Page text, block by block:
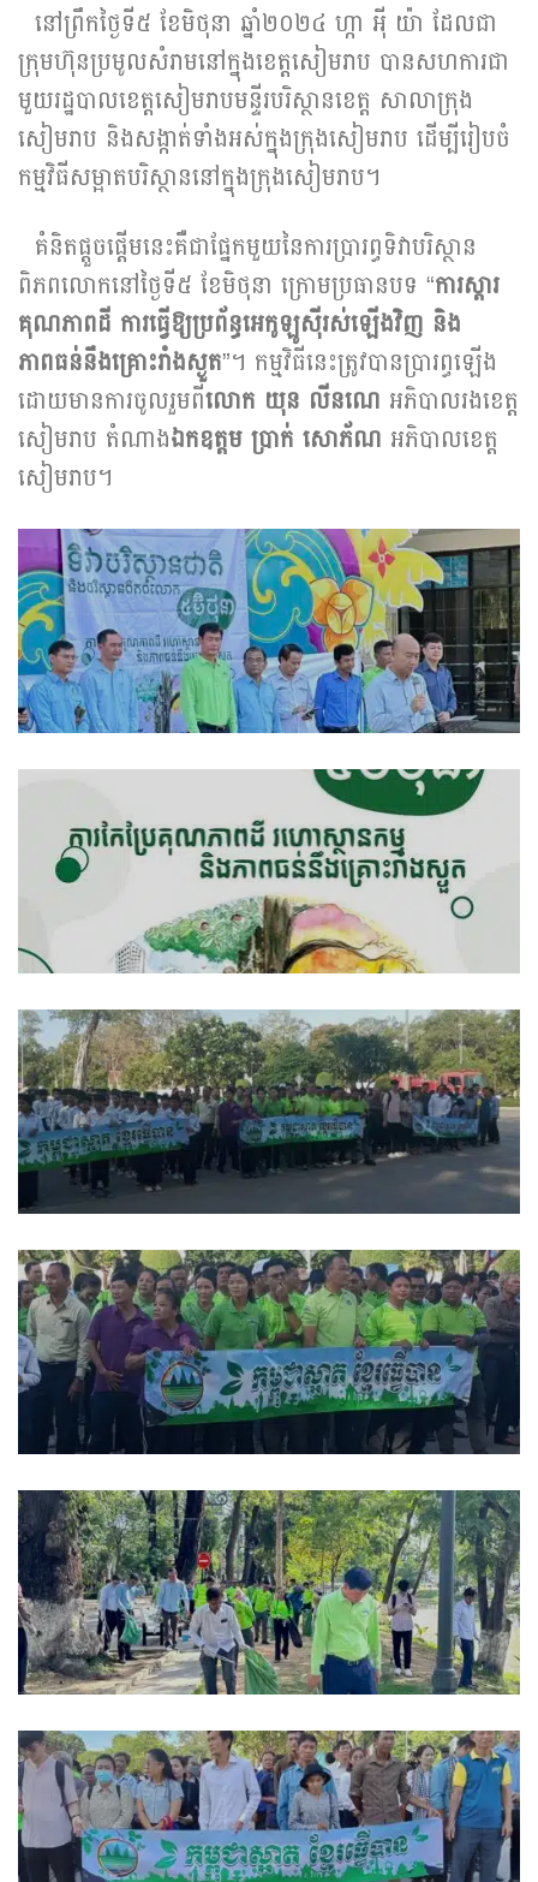
នៅព្រឹកថ្ងៃទី៥ ខែមិថុនា ឆ្នាំ២០២៤ ហ្កា​ អុី យ៉ា ដែលជា
ក្រុមហ៊ុនប្រមូលសំរាមនៅក្នុងខេត្តសៀមរាប បានសហការជា
មួយរដ្ឋបាលខេត្តសៀមរាបមន្ទីរបរិស្ថានខេត្ត សាលាក្រុង
សៀមរាប និងសង្កាត់ទាំងអស់ក្នុងក្រុងសៀមរាប ដើម្បីរៀបចំ
កម្មវិធីសម្អាតបរិស្ថាននៅក្នុងក្រុងសៀមរាប។
គំនិតផ្តួចផ្តើមនេះគឺជាផ្នែកមួយនៃការប្រារព្ធទិវាបរិស្ថាន
ពិភពលោកនៅថ្ងៃទី៥ ខែមិថុនា ក្រោមប្រធានបទ “ការស្តារ
គុណភាពដី ការធ្វើឱ្យប្រព័ន្ធអេកូឡូស៊ីរស់ឡើងវិញ និង
ភាពធន់នឹងគ្រោះរាំងស្ងួត”។ កម្មវិធីនេះត្រូវបានប្រារព្ធឡើង
ដោយមានការចូលរួមពីលោក យុន លីនណេ អភិបាលរងខេត្ត
សៀមរាប តំណាងឯកឧត្តម ប្រាក់ សោភ័ណ អភិបាលខេត្ត
សៀមរាប។